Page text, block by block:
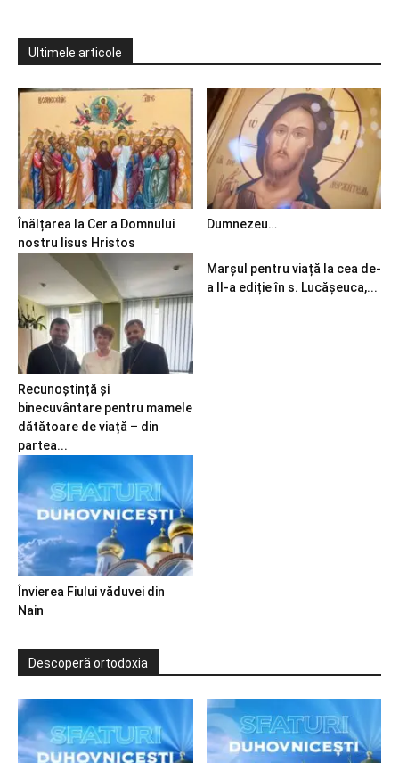
Ultimele articole
Înălțarea la Cer a Domnului
nostru Iisus Hristos
Dumnezeu…
Recunoștință și
binecuvântare pentru mamele
dătătoare de viață – din
partea...
Marșul pentru viață la cea de-
a II-a ediție în s. Lucășeuca,...
Învierea Fiului văduvei din
Nain
Descoperă ortodoxia